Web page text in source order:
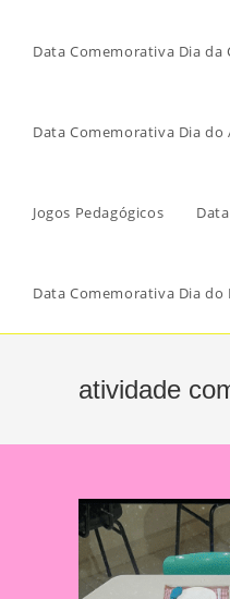
Data Comemorativa Dia da
Data Comemorativa Dia do
Jogos Pedagógicos
Data Comemorativa Dia do
atividade